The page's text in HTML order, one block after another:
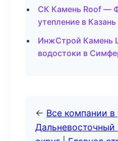
СК Камень Roof —
утепление в Казань
ИнжСтрой Камень
водостоки в
← Все компании в